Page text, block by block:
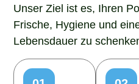
Unser Ziel ist es, Ihren
Frische, Hygiene und
Lebensdauer zu